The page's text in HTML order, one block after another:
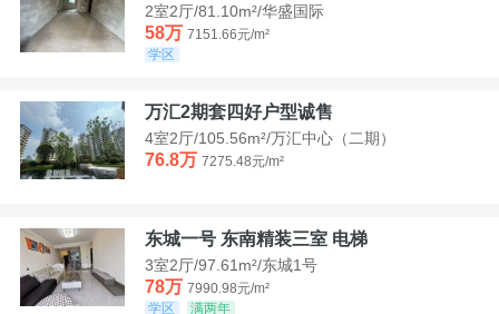
2室2厅/81.10m²/华盛国际
58万 7151.66元/m²
学区
万汇2期套四好户型诚售
4室2厅/105.56m²/万汇中心（二期）
76.8万 7275.48元/m²
东城一号 东南精装三室 电梯
3室2厅/97.61m²/东城1号
78万 7990.98元/m²
学区
满两年